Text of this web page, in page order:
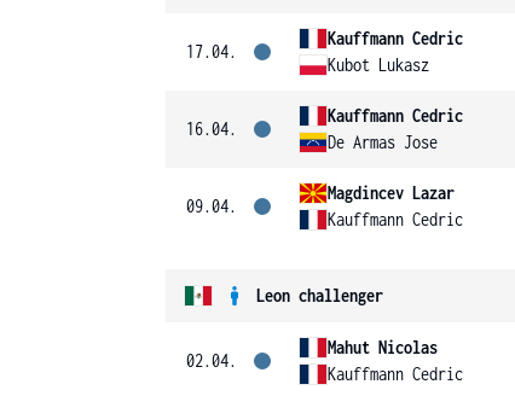
17.04.
Kauffmann Cedric
Kubot Lukasz
16.04.
Kauffmann Cedric
De Armas Jose
09.04.
Magdincev Lazar
Kauffmann Cedric
Leon challenger
02.04.
Mahut Nicolas
Kauffmann Cedric